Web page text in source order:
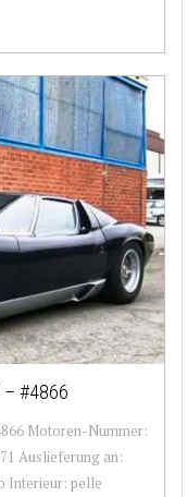
– #4866
Motoren-Nummer:
Auslieferung an:
Interieur: pelle